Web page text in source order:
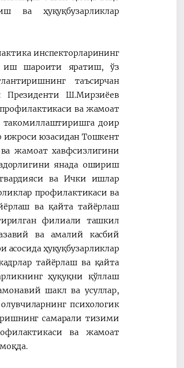
ва ҳуқуқбузарликлар
инспекторларининг
иш шароити яратиш, ўз
таъсирчан
Президенти Ш.Мирзиёев
ва жамоат
такомиллаштиришга доир
ижроси юзасидан Тошкент
жамоат хавфсизлигини
янада ошириш
ва Ички ишлар
профилактикаси ва
ва қайта тайёрлаш
филиали ташкил
ва амалий касбий
асосида ҳуқуқбузарликлар
тайёрлаш ва қайта
ҳуқуқни қўллаш
шакл ва усуллар,
психологик
самарали тизими
ва жамоат